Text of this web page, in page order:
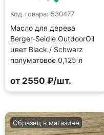
Код товара: 530477
Масло для дерева
Berger-Seidle OutdoorOil
цвет Black / Schwarz
полуматовое 0,125 л
от 2550 ₽/шт.
Образец в магазине